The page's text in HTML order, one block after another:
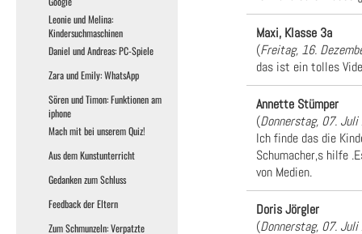
Leonie und Melina:
Kindersuchmaschinen
Daniel und Andreas: PC-Spiele
Zara und Emily: WhatsApp
Sören und Timon: Funktionen am
iphone
Mach mit bei unserem Quiz!
Aus dem Kunstunterricht
Gedanken zum Schluss
Feedback der Eltern
Zum Schmunzeln: Verpatzte
Maxi, Klasse 3a
(Freitag, 16.
das ist ein tolles
Annette Stümper
(Donnerstag, 07.
Ich finde das die
Schumacher,s hilfe
von Medien.
Doris Jörgler
(Donnerstag, 07.